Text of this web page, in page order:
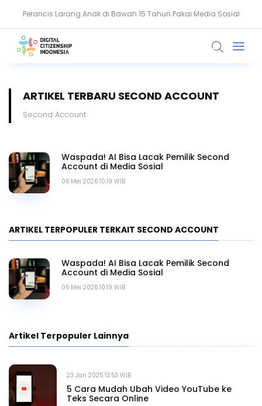
Keamanan Data Jadi Fondasi Ekosistem Kesehatan Digital RI
ARTIKEL TERBARU SECOND ACCOUNT
Second Account
06 Mei 2026 10.19 WIB
Waspada! AI Bisa Lacak Pemilik Second
Account di Media Sosial
ARTIKEL TERPOPULER TERKAIT SECOND ACCOUNT
06 Mei 2026 10.19 WIB
Waspada! AI Bisa Lacak Pemilik Second
Account di Media Sosial
Artikel Terpopuler Lainnya
23 Jan 2025 13.53 WIB
5 Cara Mudah Ubah Video YouTube ke
Teks Secara Online